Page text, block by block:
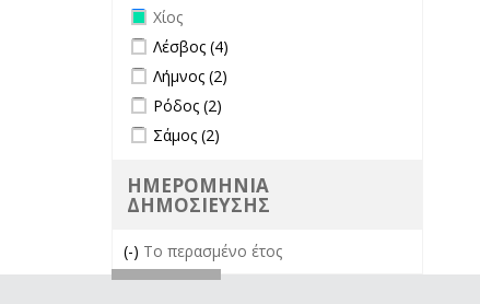
Remove Χίος filter
Χίος
Apply Λέσβος filter
Λέσβος (4)
Apply Λήμνος filter
Λήμνος (2)
Apply Ρόδος filter
Ρόδος (2)
Apply Σάμος filter
Σάμος (2)
ΗΜΕΡΟΜΗΝΙΑ
ΔΗΜΟΣΙΕΥΣΗΣ
(-) Remove Το περασμένο έτος filter
Το περασμένο έτος